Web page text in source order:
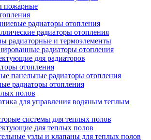
радиаторы отопления
радиаторы отопления
радиаторные и термоэлементы
радиаторы отопления
для радиаторов
отопления
панельные радиаторы отопления
радиаторы отопления
полов
для управления водяным теплым
системы для теплых полов
для теплых полов
узлы и клапаны для теплых полов